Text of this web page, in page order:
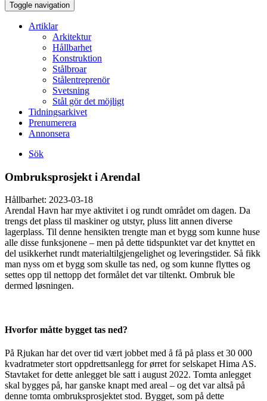
Toggle navigation
Artiklar
Arkitektur
Hållbarhet
Konstruktion
Stålbroar
Stålentreprenör
Svetsning
Stål gör det möjligt
Tidningsarkivet
Prenumerera
Annonsera
Sök
Ombruksprosjekt i Arendal
Hållbarhet: 2023-03-18
Arendal Havn har mye aktivitet i og rundt området om dagen. Da
trengs det plass til maskiner og utstyr, pluss litt annen diverse
lagerplass. Til denne hensikten trengte man et bygg som kunne huse
alle disse funksjonene – men på dette tidspunktet var det knyttet en
del usikkerhet rundt materialtilgjengelighet og leveringstider. Så fikk
man nyss om et bygg som skulle tas ned, og som kunne flyttes og
settes opp til nettopp det formålet det var tiltenkt. Ombruk ble
dermed løsningen.
Hvorfor måtte bygget tas ned?
På Rjukan har det over tid vært jobbet med å få på plass et 30 000
kvadratmeter stort oppdrettsanlegg for ørret for selskapet Hima AS.
Stavtaket for dette anlegget ble satt i august 2022. Tomta anlegget
skal bygges på, har ganske knapt med areal – og det var altså på
denne tomta ombruksprosjektet stod. Bygget, som på dette